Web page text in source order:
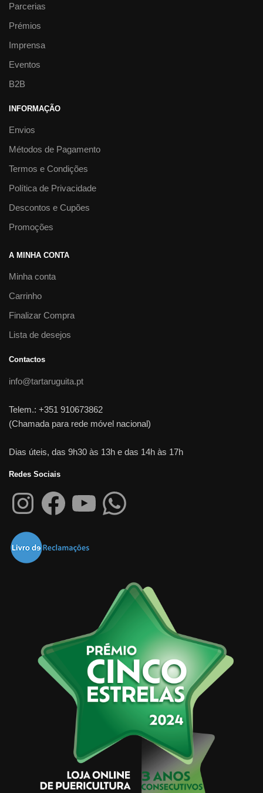
Parcerias
Prémios
Imprensa
Eventos
B2B
INFORMAÇÃO
Envios
Métodos de Pagamento
Termos e Condições
Política de Privacidade
Descontos e Cupões
Promoções
A MINHA CONTA
Minha conta
Carrinho
Finalizar Compra
Lista de desejos
Contactos
info@tartaruguita.pt
Telem.: +351 910673862
(Chamada para rede móvel nacional)
Dias úteis, das 9h30 às 13h e das 14h às 17h
Redes Sociais